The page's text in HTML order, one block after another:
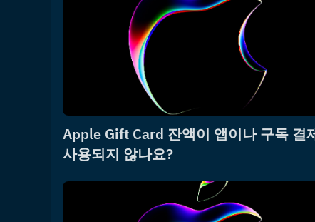
Apple Gift Card 잔액이 앱이나 구독 결
사용되지 않나요?